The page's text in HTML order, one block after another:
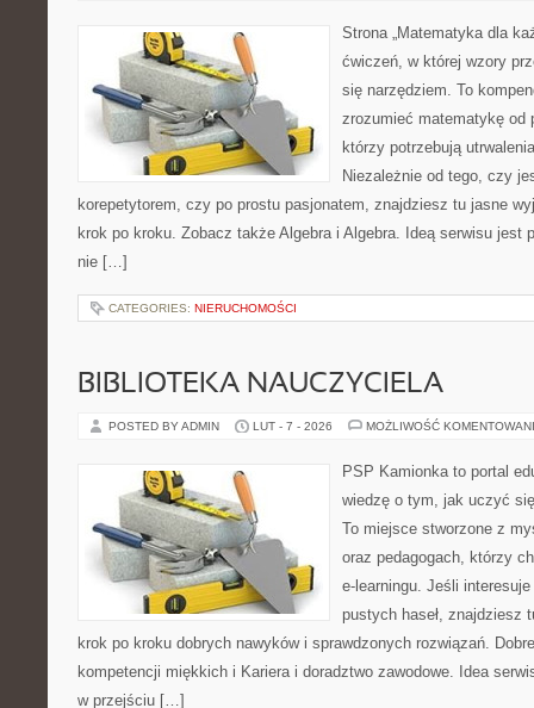
Strona „Matematyka dla
ćwiczeń, w której wzory
się narzędziem. To
zrozumieć matematykę od
którzy potrzebują
Niezależnie od tego, czy
korepetytorem, czy po prostu pasjonatem, znajdziesz tu jasne
krok po kroku. Zobacz także Algebra i Algebra. Ideą serwisu jest
nie […]
CATEGORIES: NIERUCHOMOŚCI
BIBLIOTEKA NAUCZYCIELA
POSTED BY ADMIN LUT - 7 - 2026 MOŻLIWOŚĆ
PSP Kamionka to portal
wiedzę o tym, jak uczyć
To miejsce stworzone z
oraz pedagogach, którzy
e-learningu. Jeśli
pustych haseł, znajdziesz
krok po kroku dobrych nawyków i sprawdzonych rozwiązań.
kompetencji miękkich i Kariera i doradztwo zawodowe. Idea
w przejściu […]